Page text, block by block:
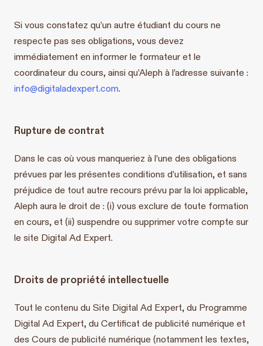
Si vous constatez qu’un autre étudiant du cours ne
respecte pas ses obligations, vous devez
immédiatement en informer le formateur et le
coordinateur du cours, ainsi qu’Aleph à l’adresse suivante :
info@digitaladexpert.com.
Rupture de contrat
Dans le cas où vous manqueriez à l’une des obligations
prévues par les présentes conditions d’utilisation, et sans
préjudice de tout autre recours prévu par la loi applicable,
Aleph aura le droit de : (i) vous exclure de toute formation
en cours, et (ii) suspendre ou supprimer votre compte sur
le site Digital Ad Expert.
Droits de propriété intellectuelle
Tout le contenu du Site Digital Ad Expert, du Programme
Digital Ad Expert, du Certificat de publicité numérique et
des Cours de publicité numérique (notamment les textes,